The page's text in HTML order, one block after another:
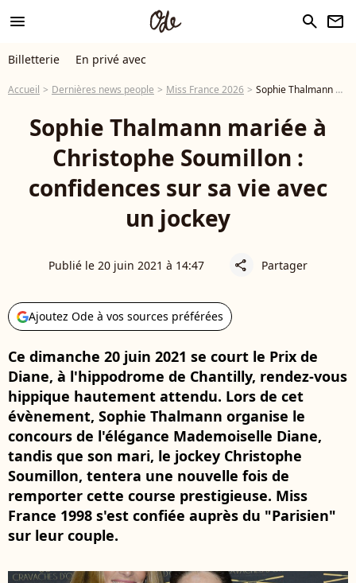
menu search newsletter
Billetterie En privé avec
Accueil Dernières news people Miss France 2026 Sophie Thalmann mariée à Christophe Soumillon : confidences sur sa vie avec un jockey
Sophie Thalmann mariée à
Christophe Soumillon :
confidences sur sa vie avec
un jockey
Publié le 20 juin 2021 à 14:47 share Partager
Ajoutez Ode à vos sources préférées
Ce dimanche 20 juin 2021 se court le Prix de
Diane, à l'hippodrome de Chantilly, rendez-vous
hippique hautement attendu. Lors de cet
évènement, Sophie Thalmann organise le
concours de l'élégance Mademoiselle Diane,
tandis que son mari, le jockey Christophe
Soumillon, tentera une nouvelle fois de
remporter cette course prestigieuse. Miss
France 1998 s'est confiée auprès du "Parisien"
sur leur couple.